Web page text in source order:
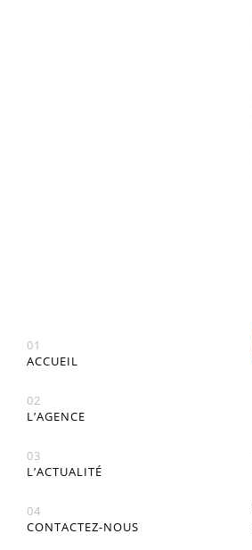
01
ACCUEIL
02
L’AGENCE
03
L’ACTUALITÉ
04
CONTACTEZ-NOUS